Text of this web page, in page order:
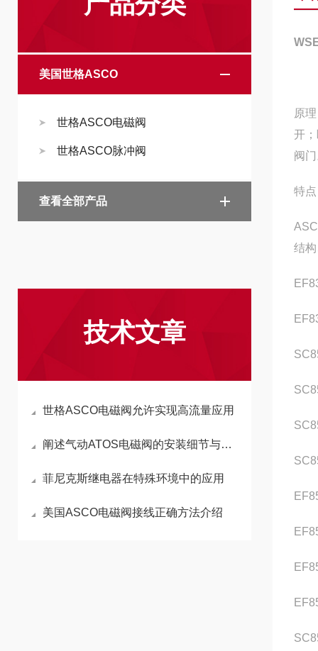
美国世格ASCO
世格ASCO电磁阀
世格ASCO脉冲阀
查看全部产品
技术文章
世格ASCO电磁阀允许实现高流量应用
阐述气动ATOS电磁阀的安装细节与技巧
菲尼克斯继电器在特殊环境中的应用
美国ASCO电磁阀接线正确方法介绍
原
开
阀
特
结